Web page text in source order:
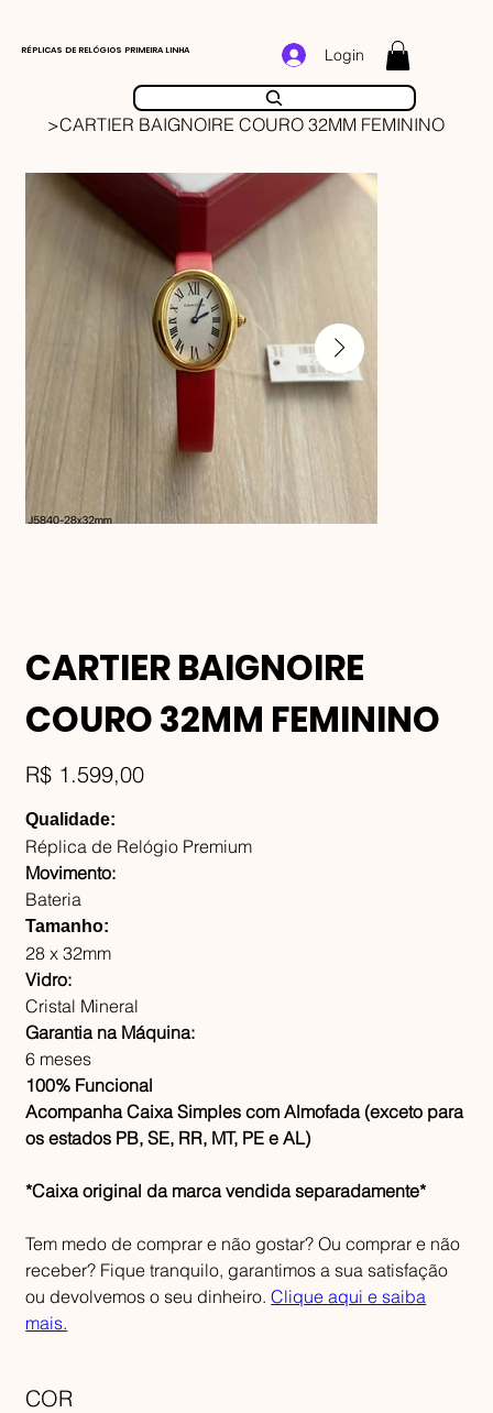
RÉPLICAS DE RELÓGIOS PRIMEIRA LINHA Login
>CARTIER BAIGNOIRE COURO 32MM FEMININO
CARTIER BAIGNOIRE
COURO 32MM FEMININO
Preço
R$ 1.599,00
Qualidade:
Réplica de Relógio Premium
Movimento:
Bateria
Tamanho:
28 x 32mm
Vidro:
Cristal Mineral
Garantia na Máquina:
6 meses
100% Funcional
Acompanha Caixa Simples com Almofada (exceto para
os estados PB, SE, RR, MT, PE e AL)
*Caixa original da marca vendida separadamente*
Tem medo de comprar e não gostar? Ou comprar e não
receber? Fique tranquilo, garantimos a sua satisfação
ou devolvemos o seu dinheiro.Clique aqui e saiba
mais.
COR